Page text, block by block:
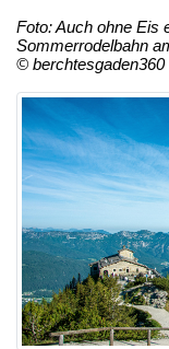
Foto: Auch ohne Eis
Sommerrodelbahn
© berchtesgaden360